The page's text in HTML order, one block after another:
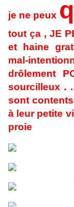
je ne peux
tout ça , JE
et haine
mal-
drôlement
sourcilleux .
sont
à leur petite
proie